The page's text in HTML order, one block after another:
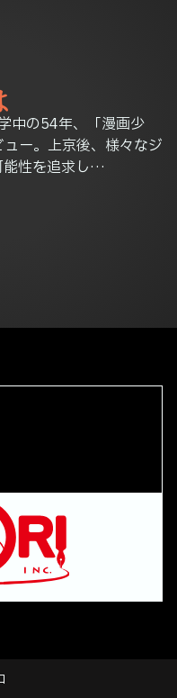
中の54年、「漫画少
ー。 上京後、様々なジ
能性を追求し…